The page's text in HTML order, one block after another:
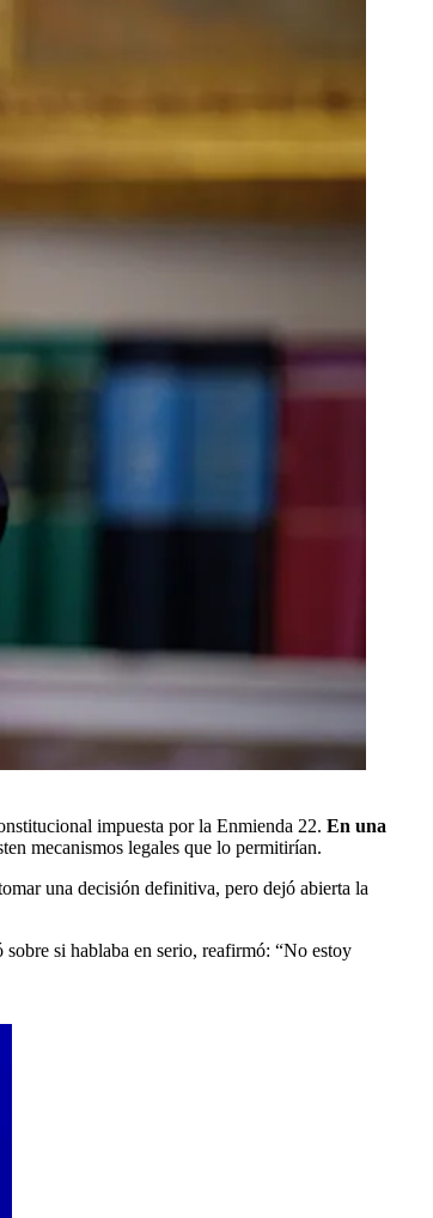
impuesta por la Enmienda 22. En una
mecanismos legales que lo permitirían.
una decisión definitiva, pero dejó abierta la
si hablaba en serio, reafirmó: “No estoy